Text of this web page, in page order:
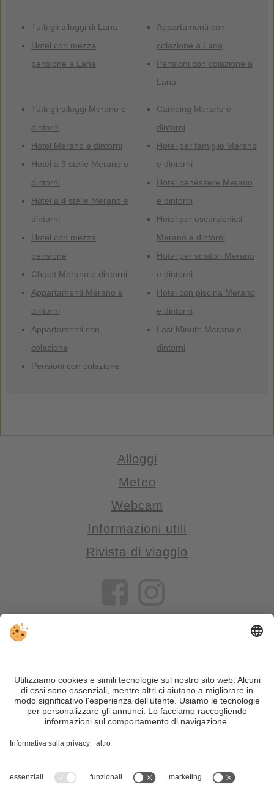
Tutti gli alloggi di Lana
Hotel con mezza
pensione a Lana
Appartamenti con
colazione a Lana
Pensioni con colazione a
Lana
Tutti gli alloggi Merano e
dintorni
Hotel Merano e dintorni
Hotel a 3 stelle Merano e
dintorni
Hotel a 4 stelle Merano e
dintorni
Hotel con mezza
pensione
Chalet Merano e dintorni
Appartamenti Merano e
dintorni
Appartamenti con
colazione
Pensioni con colazione
Camping Merano e
dintorni
Hotel per famiglie Merano
e dintorni
Hotel benessere Merano
e dintorni
Hotel per escursionisti
Merano e dintorni
Hotel per sciatori Merano
e dintorni
Hotel con piscina Merano
e dintorni
Last Minute Merano e
dintorni
Alloggi
Meteo
Webcam
Informazioni utili
Rivista di viaggio
VIVOSüdtirol è il portale di viaggio per chi desidera vivere il
Trentino Alto Adige davvero – con consigli autentici, alloggi e
offerte su misura.
Nonostante il lavoro accurato e il costante aggiornamento dei
motivi di sicurezza, si prega di verificare chiedendo